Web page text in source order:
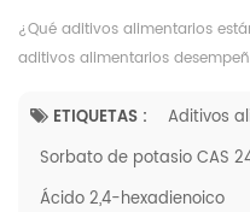
¿Qué aditivos alimentarios
aditivos alimentarios
textura y atractivo. Sin ...
ETIQUETAS :
Aditivos
Sorbato de potasio CAS
Ácido 2,4-hexadienoico